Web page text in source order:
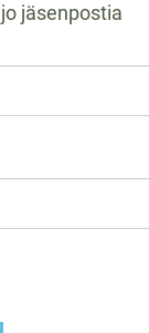
jäsenpostia